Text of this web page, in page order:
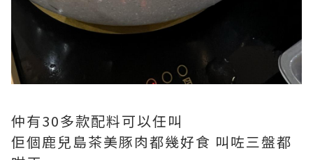
仲有30多款配料可以任叫
佢個鹿兒島茶美豚肉都幾好食 叫咗三盤都